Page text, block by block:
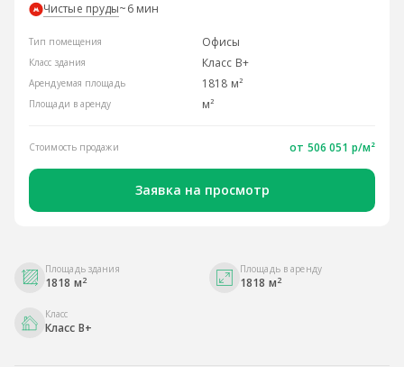
Чистые пруды~6 мин
Тип помещения Офисы
Класс здания Класс B+
Арендуемая площадь 1818 м²
Площади в аренду м²
Стоимость продажи от 506 051 р/м²
Заявка на просмотр
Площадь здания
1818 м2
Площадь в аренду
1818 м2
Класс
Класс B+